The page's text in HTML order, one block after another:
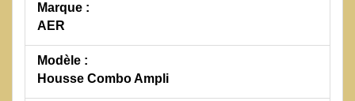
Marque :
AER
Modèle :
Housse Combo Ampli